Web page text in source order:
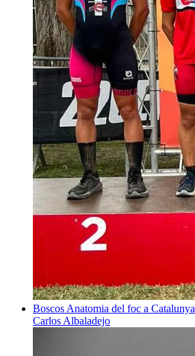
Boscos Anatomia del foc a Catalunya
Carlos Albaladejo